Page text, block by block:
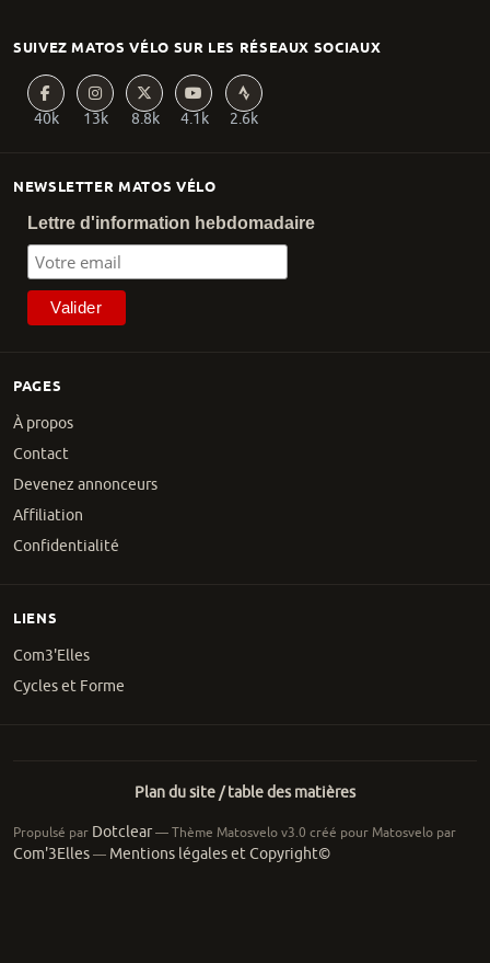
PAGES
À propos
Contact
Devenez annonceurs
Affiliation
Confidentialité
NEWSLETTER MATOS VÉLO
Lettre d'information hebdomadaire
SUIVEZ MATOS VÉLO SUR LES RÉSEAUX SOCIAUX
40k 13k 8.8k 4.1k 2.6k
LIENS
Com3'Elles
Cycles et Forme
Plan du site / table des matières
Propulsé par Dotclear— Thème Matosvelo v3.0 créé pour Matosvelo par
Com'3Elles— Mentions légales et Copyright©